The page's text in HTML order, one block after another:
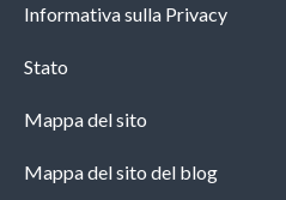
Informativa sulla Privacy
Stato
Mappa del sito
Mappa del sito del blog